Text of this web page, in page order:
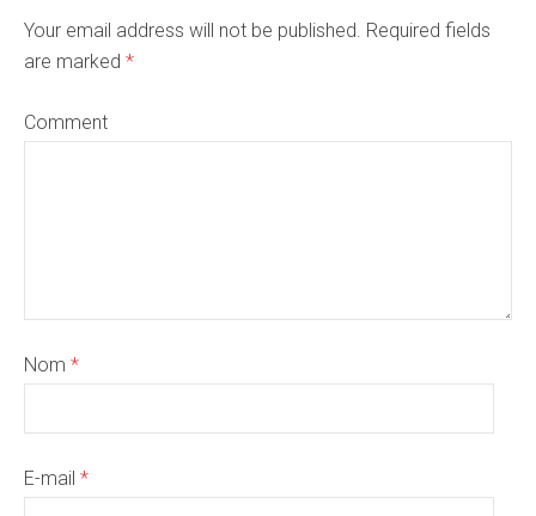
Your email address will not be published. Required fields
are marked *
Comment
Nom *
E-mail *